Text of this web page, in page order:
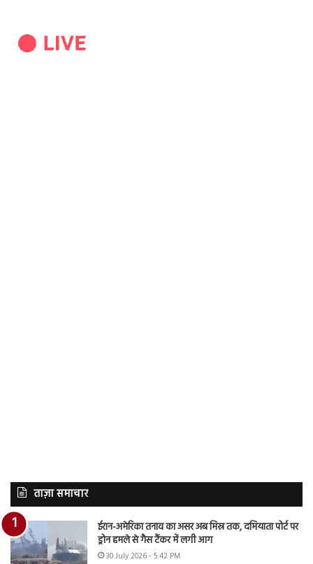
ताज़ा समाचार
ईरान-अमेरिका तनाव का असर अब मिस्र तक, दमियाता पोर्ट पर
ड्रोन हमले से गैस टैंकर में लगी आग
30 July 2026 - 5:42 PM